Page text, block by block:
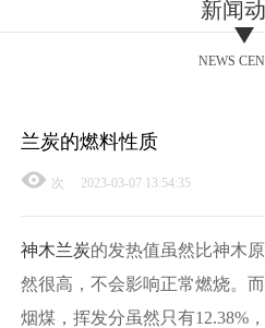
新闻
NEWS
兰炭的燃料性质
次 2023-03-07 13:54:35
神木兰炭的发热值虽然比神木
然很高，不会影响正常燃烧。
烟煤，挥发分虽然只有12.38%